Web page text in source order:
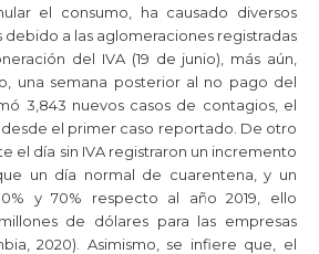
el consumo, ha causado diversos
a las aglomeraciones registradas
del IVA (19 de junio), más aún,
una semana posterior al no pago del
3,843 nuevos casos de contagios, el
el primer caso reportado. De otro
el día sin IVA registraron un incremento
un día normal de cuarentena, y un
y 70% respecto al año 2019, ello
de dólares para las empresas
2020). Asimismo, se infiere que, el